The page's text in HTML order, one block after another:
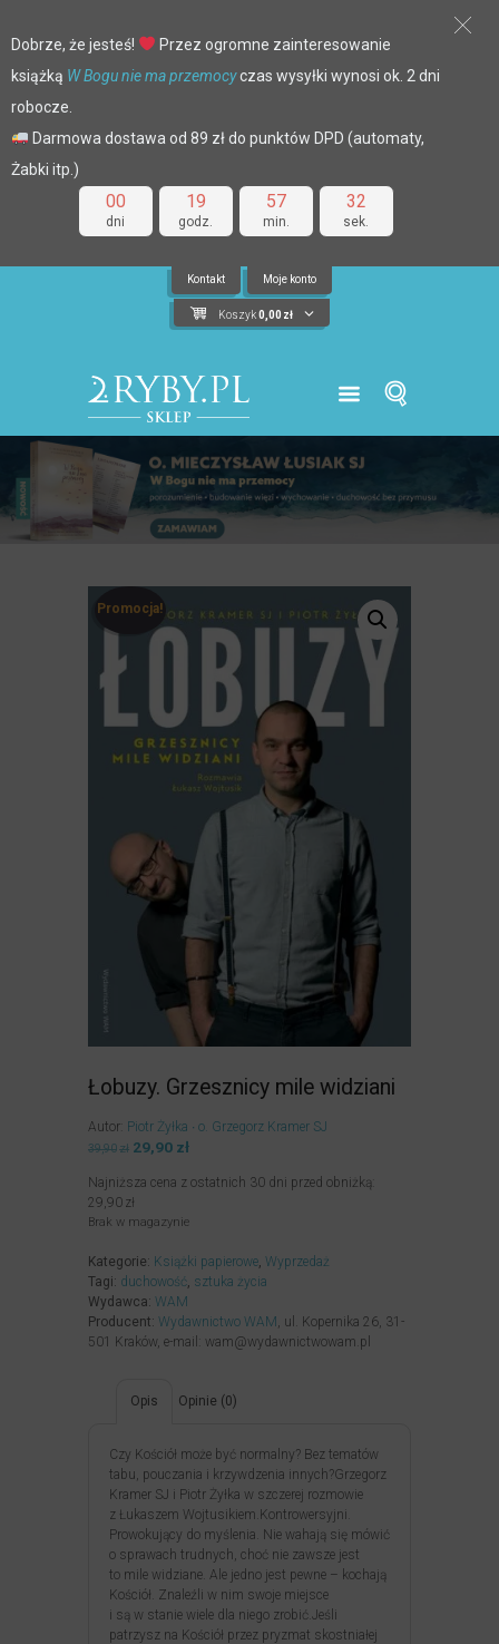
00
dni
19
godz.
57
min.
31
sek.
Dobrze, że jesteś!
Przez ogromne zainteresowanie
książką W Bogu nie ma przemocyczas wysyłki wynosi ok. 2 dni
robocze.
Darmowa dostawa od 89 zł do punktów DPD (automaty,
Żabki itp.)
Kontakt Moje konto
Koszyk 0,00 zł
Promocja!
Łobuzy. Grzesznicy mile widziani
Autor: Piotr Żyłka o. Grzegorz Kramer SJ
39,90zł Pierwotna
wynosiła:
39,90zł.
29,90 złAktualna
wynosi:
Najniższa cena z ostatnich 30 dni przed obniżką:
29,90 zł
Brak w magazynie
Kategorie: Książki papierowe Wyprzedaż
Tagi: duchowość sztuka życia
Wydawca: WAM
Producent: Wydawnictwo WAM , ul. Kopernika 26, 31-
501 Kraków, e-mail: wam@wydawnictwowam.pl
Opis Opinie (0)
Czy Kościół może być normalny? Bez tematów
tabu, pouczania i krzywdzenia innych?Grzegorz
Kramer SJ i Piotr Żyłka w szczerej rozmowie
z Łukaszem Wojtusikiem.Kontrowersyjni.
Prowokujący do myślenia. Nie wahają się mówić
o sprawach trudnych, choć nie zawsze jest
to mile widziane. Ale jedno jest pewne – kochają
Kościół. Znaleźli w nim swoje miejsce
i są w stanie wiele dla niego zrobić.Jeśli
patrzysz na Kościół przez pryzmat skostniałej